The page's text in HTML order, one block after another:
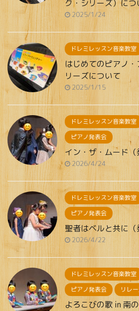
ク・シリーズ）につ
2025/1/24
ドレミレッスン音楽教室
はじめてのピアノ
リーズについて
2025/1/15
ドレミレッスン音楽教室
ピアノ発表会
イン・ザ・ムード
2026/4/24
ドレミレッスン音楽教室
ピアノ発表会
聖者はベルと共に
2026/4/22
ドレミレッスン音楽教室
ピアノ発表会
リレ
よろこびの歌 in 南